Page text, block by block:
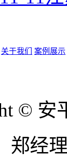
关于我们 案例展示
© 安
郑经